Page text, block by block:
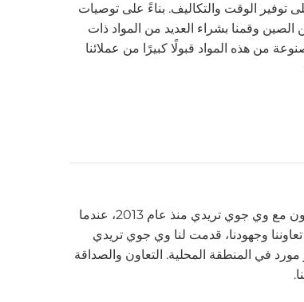
الوقت والتكاليف. بناءً على توصيات
وقمنا بشراء العديد من المواد ذات
من هذه المواد قبولًا كبيرًا من عملائنا
أنا من ويست يوركشاير، إنجلترا. لقد كنا نتعاون مع وي جوي تريدي منذ عام 2013، عندما
وجهودنا، قدمت لنا وي جوي تريدي
مورد في المنطقة المحلية. التعاون والصداقة